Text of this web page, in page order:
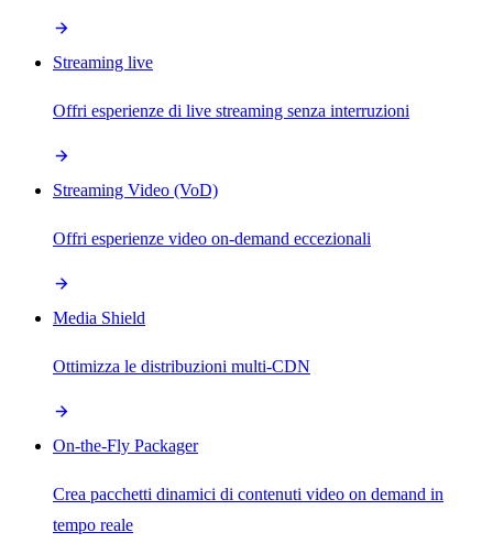
Streaming live
Offri esperienze di live streaming senza interruzioni
Streaming Video (VoD)
Offri esperienze video on-demand eccezionali
Media Shield
Ottimizza le distribuzioni multi-CDN
On-the-Fly Packager
Crea pacchetti dinamici di contenuti video on demand in
tempo reale